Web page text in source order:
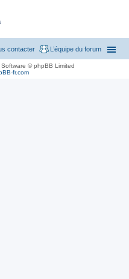
L’équipe du forum
contacter
© phpBB Limited
fr.com